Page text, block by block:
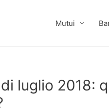
Mutui
luglio 2018: